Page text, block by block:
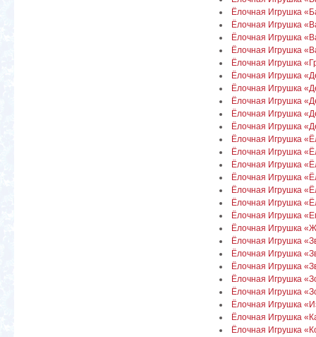
Ёлочная Игрушка
Ёлочная Игрушка
Ёлочная Игрушка
Ёлочная Игрушка
Ёлочная Игрушка
Ёлочная Игрушка
Ёлочная Игрушка
Ёлочная Игрушка
Ёлочная Игрушка
Ёлочная Игрушка
Ёлочная Игрушка
Ёлочная Игрушка
Ёлочная Игрушка
Ёлочная Игрушка
Ёлочная Игрушка
Ёлочная Игрушка
Ёлочная Игрушка
Ёлочная Игрушка
Ёлочная Игрушка
Ёлочная Игрушка
Ёлочная Игрушка
Ёлочная Игрушка
Ёлочная Игрушка
Ёлочная Игрушка
Ёлочная Игрушка
Ёлочная Игрушка